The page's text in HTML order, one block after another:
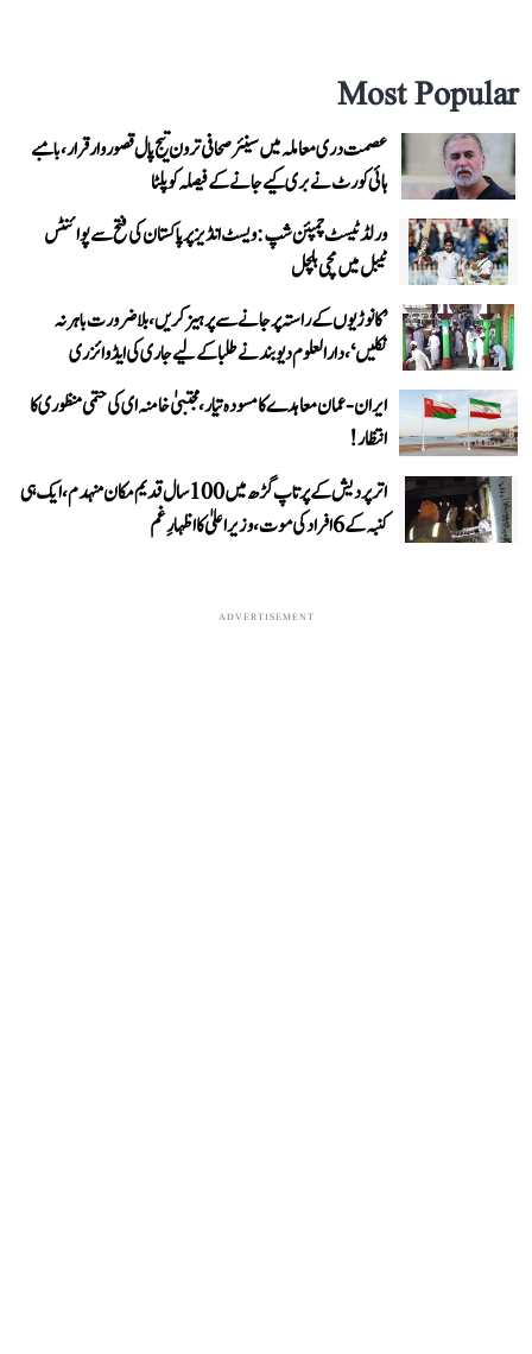
Most Popular
عصمت دری معاملہ میں سینئر صحافی ترون تیج پال قصوروار قرار، بامبے
ہائی کورٹ نے بری کیے جانے کے فیصلہ کو پلٹا
ورلڈ ٹیسٹ چمپئن شپ: ویسٹ انڈیز پر پاکستان کی فتح سے پوائنٹس
ٹیبل میں مچی ہلچل
’کانوڑیوں کے راستہ پر جانے سے پرہیز کریں، بلاضرورت باہر نہ
نکلیں‘، دارالعلوم دیوبند نے طلبا کے لیے جاری کی ایڈوائزری
ایران-عمان معاہدے کا مسودہ تیار، مجتبیٰ خامنہ ای کی حتمی منظوری کا
انتظار!
اتر پردیش کے پرتاپ گڑھ میں 100 سال قدیم مکان منہدم، ایک ہی
کنبہ کے 6 افراد کی موت، وزیر اعلیٰ کا اظہارِ غم
ADVERTISEMENT